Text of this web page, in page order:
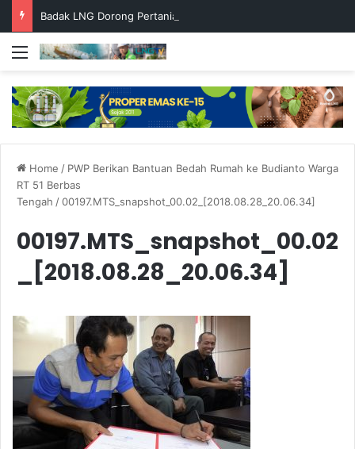
Menu
Home / PWP Berikan Bantuan Bedah Rumah ke Budianto Warga
RT 51 Berbas
Tengah /00197.MTS_snapshot_00.02_[2018.08.28_20.06.34]
00197.MTS_snapshot_00.02
_[2018.08.28_20.06.34]